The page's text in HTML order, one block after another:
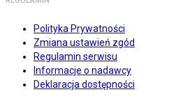
Polityka Prywatności
Zmiana ustawień zgód
Regulamin serwisu
Informacje o nadawcy
Deklaracja dostępności